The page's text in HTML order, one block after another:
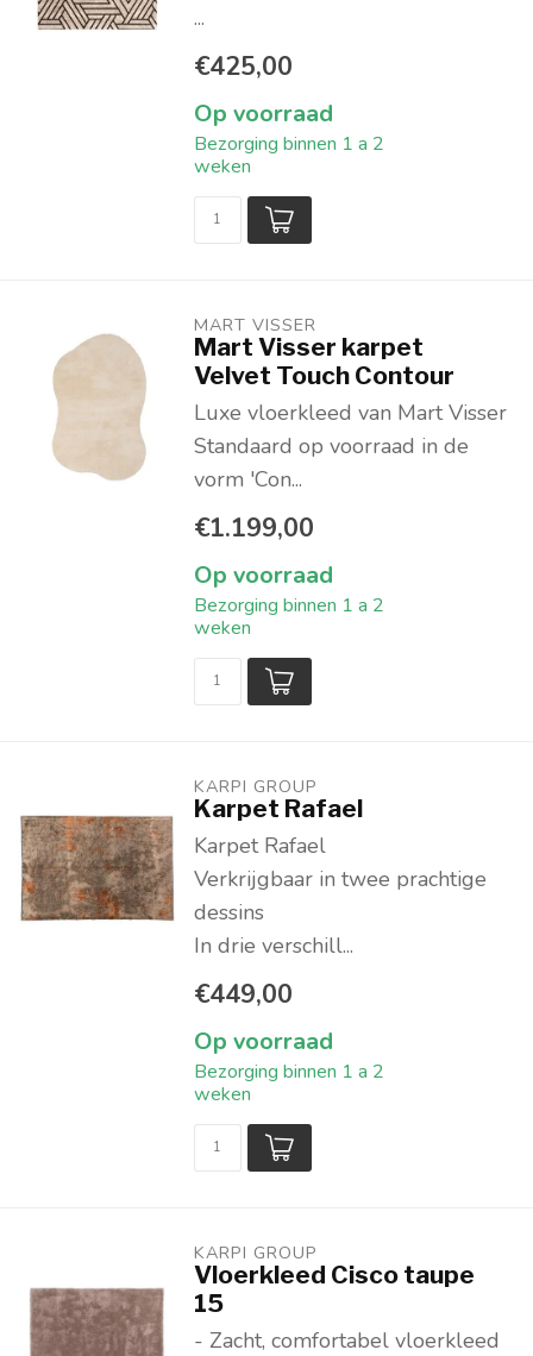
...
€425,00
Op voorraad
Bezorging binnen 1 a 2
weken
MART VISSER
Mart Visser karpet
Velvet Touch Contour
Luxe vloerkleed van Mart Visser
Standaard op voorraad in de
vorm 'Con...
€1.199,00
Op voorraad
Bezorging binnen 1 a 2
weken
KARPI GROUP
Karpet Rafael
Karpet Rafael
Verkrijgbaar in twee prachtige
dessins
In drie verschill...
€449,00
Op voorraad
Bezorging binnen 1 a 2
weken
KARPI GROUP
Vloerkleed Cisco taupe
15
- Zacht, comfortabel vloerkleed